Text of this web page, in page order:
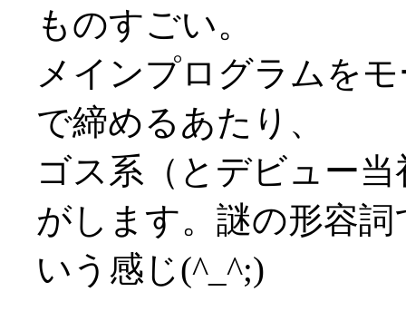
ものすごい。
メインプログラムを
で締めるあたり、
ゴス系（とデビュー
がします。謎の形容
いう感じ(^_^;)